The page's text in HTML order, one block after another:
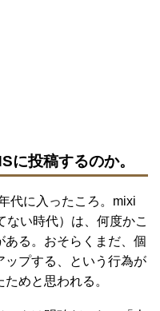
に投稿するのか。
代に入ったころ。mixi
ない時代）は、何度かこ
る。おそらくまだ、個
ップする、という行為が
めと思われる。